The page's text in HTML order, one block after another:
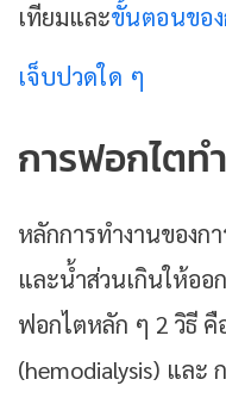
เทียมและขั้นตอนขอ
เจ็บปวดใด ๆ
การฟอกไตทํ
หลักการทำงานของก
และน้ำส่วนเกินให้ออ
ฟอกไตหลัก ๆ 2 วิธี คื
(hemodialysis) และ